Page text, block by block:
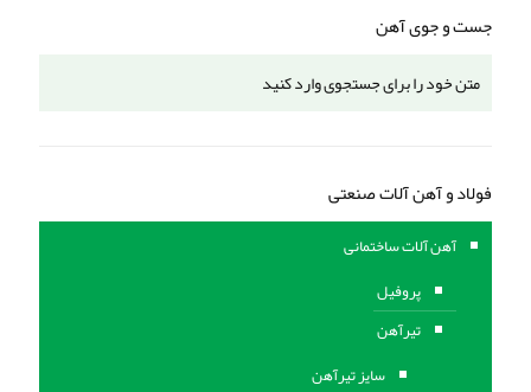
جست و جوی آهن
فولاد و آهن آلات صنعتی
آهن آلات ساختمانی
پروفیل
تیرآهن
سایز تیرآهن